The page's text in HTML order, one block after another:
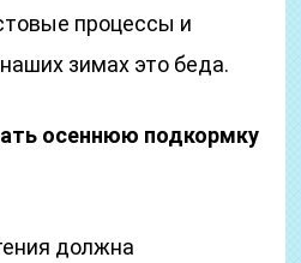
процессы и
зимах это беда.
осеннюю подкормку
должна